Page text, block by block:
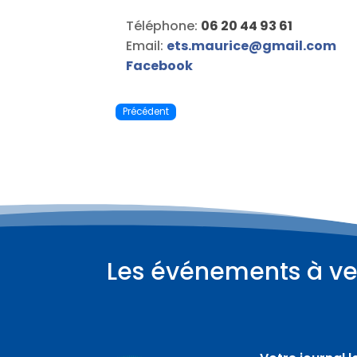
Téléphone: 06 20 44 93 61
Email: ets.maurice@gmail.com
Facebook
Précédent
Les événements à